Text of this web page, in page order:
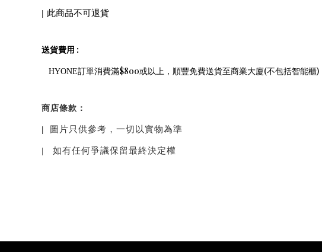
| 此商品不可退貨
送貨費用 :
HYONE訂單消費滿$800或以上，順豐免費送貨至商業大廈(不包括智能櫃)
商店條款：
| 圖片只供參考，一切以實物為準
| 如有任何爭議保留最終決定權